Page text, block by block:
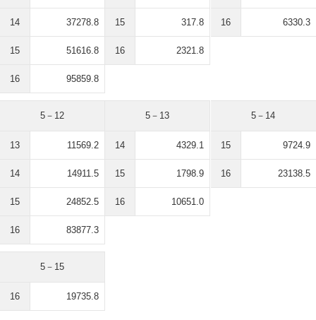
14 37278.8
15 51616.8
16 95859.8
15 317.8
16 2321.8
16 6330.3
5－12
13 11569.2
14 14911.5
15 24852.5
16 83877.3
5－13
14 4329.1
15 1798.9
16 10651.0
5－14
15 9724.9
16 23138.5
5－15
16 19735.8